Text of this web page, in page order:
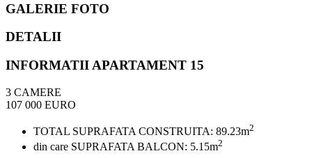
GALERIE FOTO
DETALII
INFORMATII APARTAMENT 15
3 CAMERE
107 000 EURO
TOTAL SUPRAFATA CONSTRUITA: 89.23m2
din care SUPRAFATA BALCON: 5.15m2